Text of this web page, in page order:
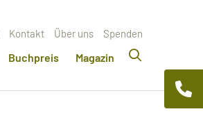
Kontakt Über uns Spenden
Buchpreis Magazin